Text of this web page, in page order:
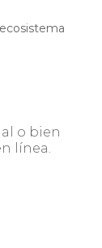
o bien
línea.